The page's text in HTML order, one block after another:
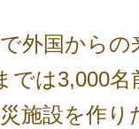
外国からの
では3,000名
施設を作り